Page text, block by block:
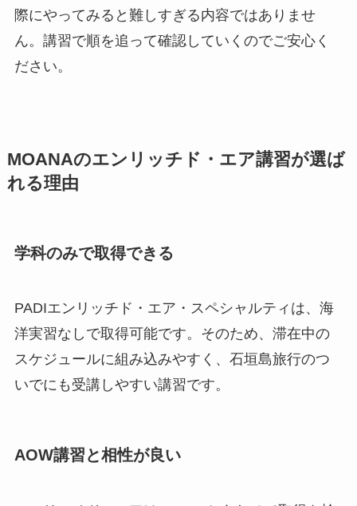
際にやってみると難しすぎる内容ではありませ
ん。講習で順を追って確認していくのでご安心く
ださい。
MOANAのエンリッチド・エア講習が選ば
れる理由
学科のみで取得できる
PADIエンリッチド・エア・スペシャルティは、海
洋実習なしで取得可能です。そのため、滞在中の
スケジュールに組み込みやすく、石垣島旅行のつ
いでにも受講しやすい講習です。
AOW講習と相性が良い